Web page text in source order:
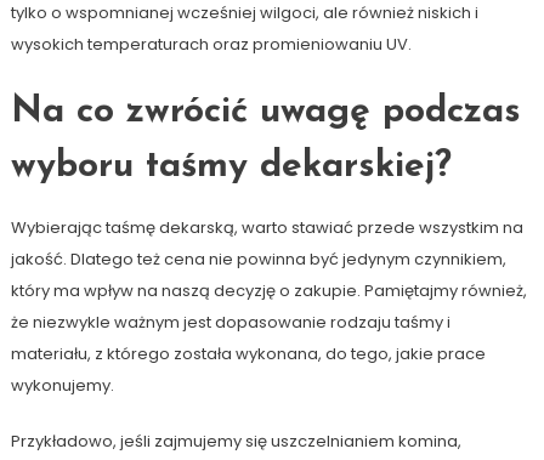
tylko o wspomnianej wcześniej wilgoci, ale również niskich i
wysokich temperaturach oraz promieniowaniu UV.
Na co zwrócić uwagę podczas
wyboru taśmy dekarskiej?
Wybierając taśmę dekarską, warto stawiać przede wszystkim na
jakość. Dlatego też cena nie powinna być jedynym czynnikiem,
który ma wpływ na naszą decyzję o zakupie. Pamiętajmy również,
że niezwykle ważnym jest dopasowanie rodzaju taśmy i
materiału, z którego została wykonana, do tego, jakie prace
wykonujemy.
Przykładowo, jeśli zajmujemy się uszczelnianiem komina,